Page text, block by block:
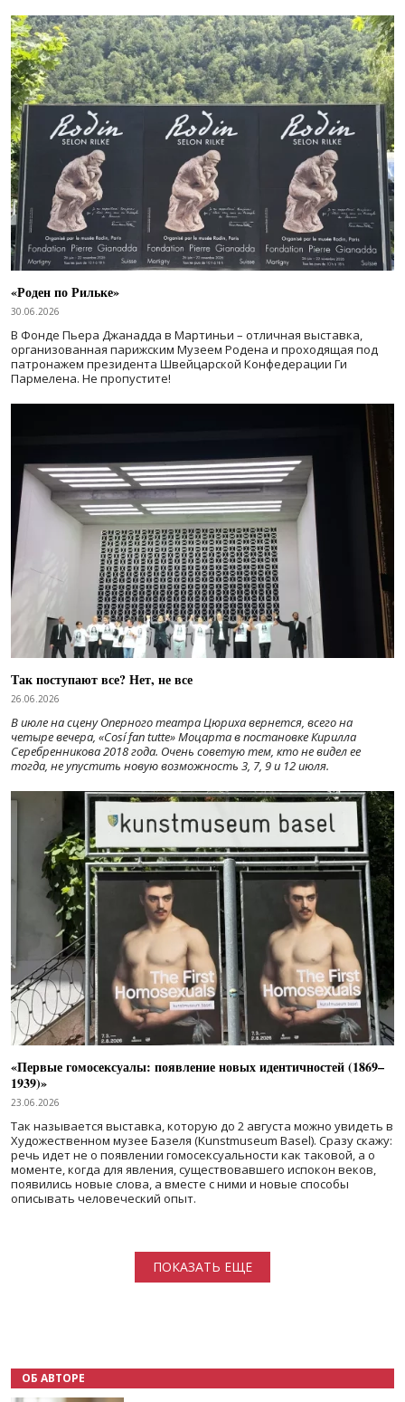
«Роден по Рильке»
30.06.2026
В Фонде Пьера Джанадда в Мартиньи – отличная выставка,
организованная парижским Музеем Родена и проходящая под
патронажем президента Швейцарской Конфедерации Ги
Пармелена. Не пропустите!
Так поступают все? Нет, не все
26.06.2026
В июле на сцену Оперного театра Цюриха вернется, всего на
четыре вечера, «Cosí fan tutte» Моцарта в постановке Кирилла
Серебренникова 2018 года. Очень советую тем, кто не видел ее
тогда, не упустить новую возможность 3, 7, 9 и 12 июля.
«Первые гомосексуалы: появление новых идентичностей (1869–
1939)»
23.06.2026
Так называется выставка, которую до 2 августа можно увидеть в
Художественном музее Базеля (Kunstmuseum Basel). Сразу скажу:
речь идет не о появлении гомосексуальности как таковой, а о
моменте, когда для явления, существовавшего испокон веков,
появились новые слова, а вместе с ними и новые способы
описывать человеческий опыт.
ПОКАЗАТЬ ЕЩЕ
ОБ АВТОРЕ